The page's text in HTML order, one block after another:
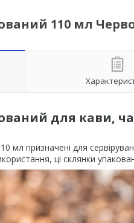
110 мл
для кави,
мл призначені для
ці склянки